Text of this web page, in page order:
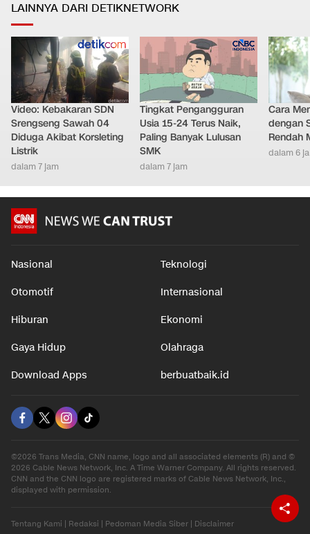
LAINNYA DARI DETIKNETWORK
Video: Kebakaran SDN
Srengseng Sawah 04
Diduga Akibat Korsleting
Listrik
dalam 7 jam
Tingkat Pengangguran
Usia 15-24 Terus Naik,
Paling Banyak Lulusan
SMK
dalam 7 jam
Cara
dengan
Rendah
dalam 6
Nasional Teknologi
Otomotif Internasional
Hiburan Ekonomi
Gaya Hidup Olahraga
Download Apps berbuatbaik.id
©2026 Trans Media, CNN name, logo and all associated elements (R) and ©
2026 Cable News Network, Inc. A Time Warner Company. All rights reserved.
CNN and the CNN logo are registered marks of Cable News Network, Inc.,
displayed with permission.
Tentang Kami | Redaksi | Pedoman Media Siber | Disclaimer